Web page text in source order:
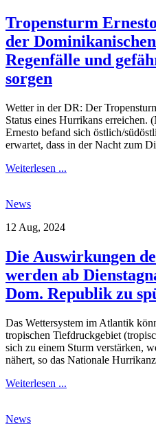
Tropensturm
der
Regenfälle und
sorgen
Wetter in der DR: Der
Status eines Hurrikans
Ernesto befand sich östlich/
erwartet, dass in der Nacht zum
Weiterlesen ...
News
12 Aug, 2024
Die Auswirkungen
werden ab
Dom. Republik zu
Das Wettersystem im Atlantik
tropischen Tiefdruckgebiet
sich zu einem Sturm verstärken,
nähert, so das Nationale
Weiterlesen ...
News